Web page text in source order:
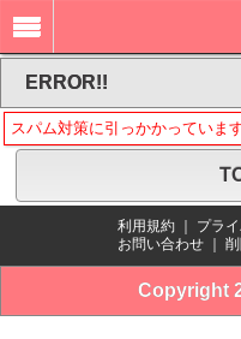
ERROR!!
スパム対策に引っかかっています
利用規約 プラ
お問い合わせ
Copyright